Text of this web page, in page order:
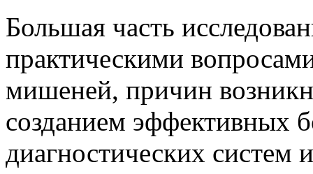
Большая часть
практическими
мишеней, причин
созданием эффективных
диагностических систем